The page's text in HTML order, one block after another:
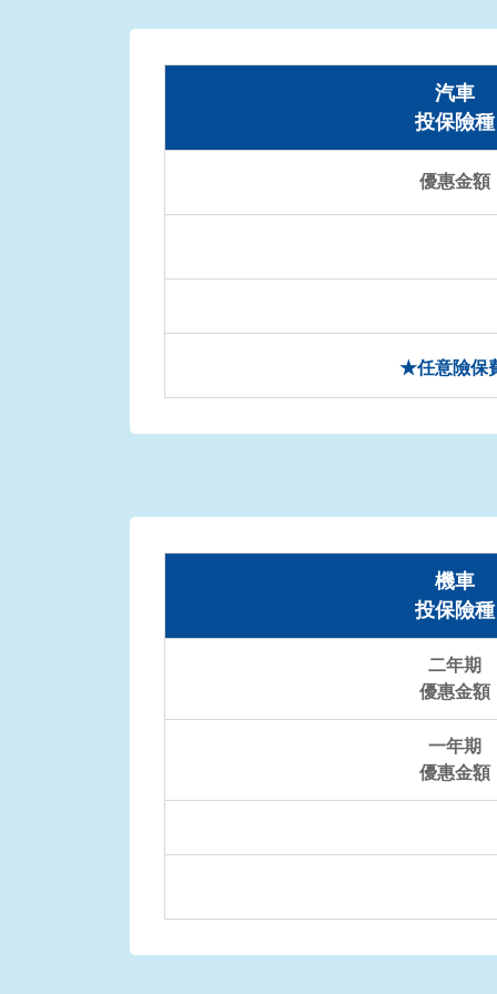
汽車
投保險種
優惠金額
★任意險保
機車
投保險種
二年期
優惠金額
一年期
優惠金額